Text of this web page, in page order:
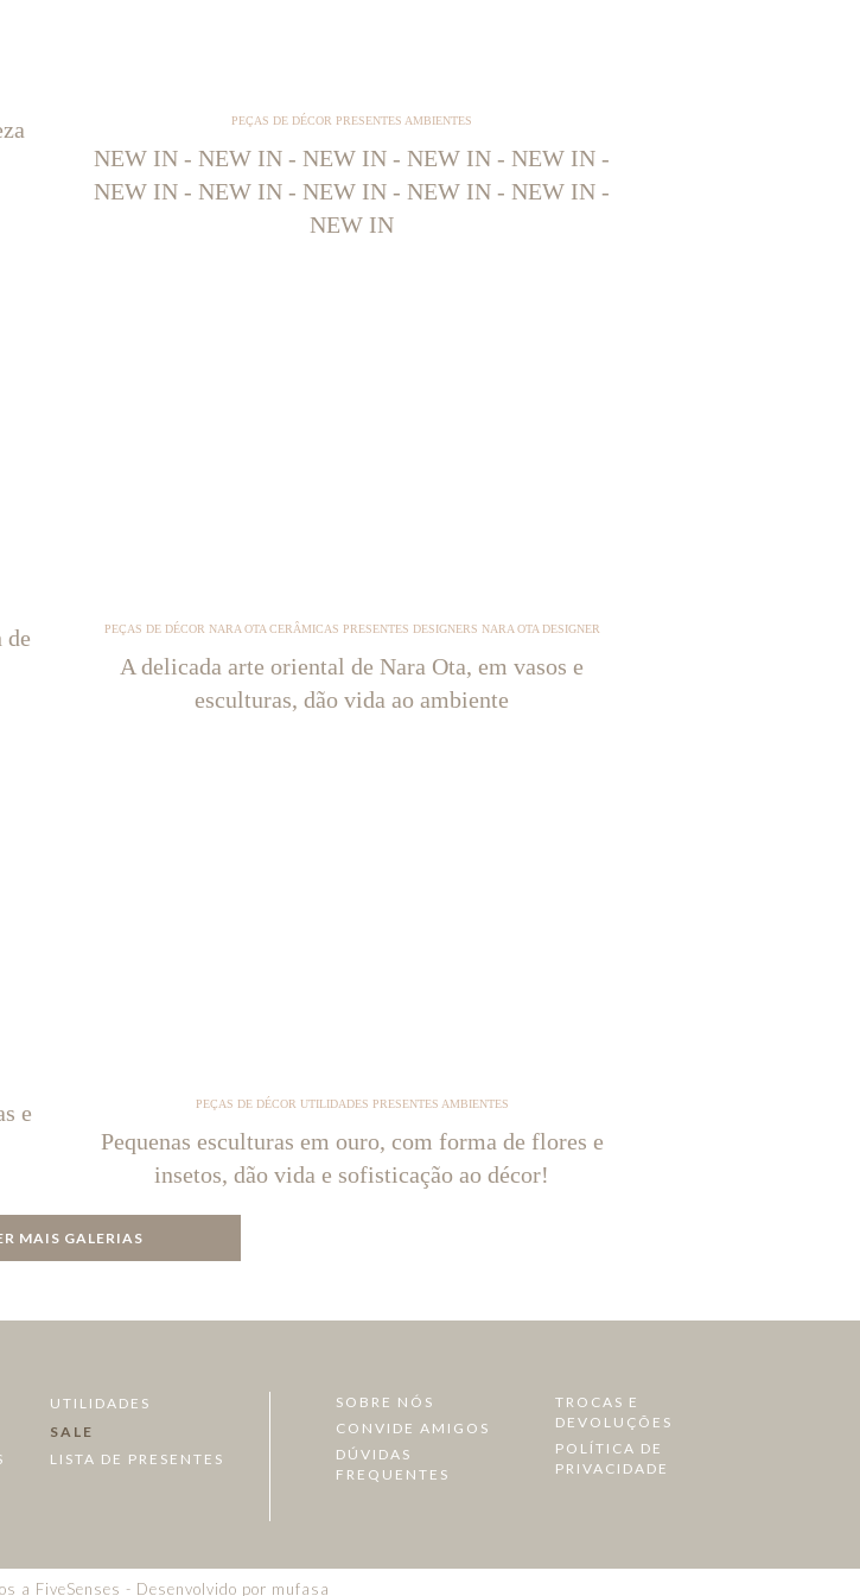
PEÇAS DE DÉCOR PRESENTES AMBIENTES
NEW IN - NEW IN - NEW IN - NEW IN - NEW IN -
NEW IN - NEW IN - NEW IN - NEW IN - NEW IN -
NEW IN
de
PEÇAS DE DÉCOR NARA OTA CERÂMICAS PRESENTES DESIGNERS NARA OTA DESIGNER
A delicada arte oriental de Nara Ota, em vasos e
esculturas, dão vida ao ambiente
e
PEÇAS DE DÉCOR UTILIDADES PRESENTES AMBIENTES
Pequenas esculturas em ouro, com forma de flores e
insetos, dão vida e sofisticação ao décor!
MAIS GALERIAS
UTILIDADES
SALE
LISTA DE PRESENTES
SOBRE NÓS
CONVIDE AMIGOS
DÚVIDAS
FREQUENTES
TROCAS E
DEVOLUÇÕES
POLÍTICA DE
PRIVACIDADE
a FiveSenses - Desenvolvido por mufasa